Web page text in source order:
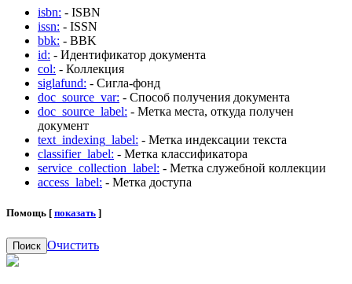
isbn: - ISBN
issn: - ISSN
bbk: - BBK
id: - Идентификатор документа
col: - Коллекция
siglafund: - Сигла-фонд
doc_source_var: - Способ получения документа
doc_source_label: - Метка места, откуда получен
документ
text_indexing_label: - Метка индексации текста
classifier_label: - Метка классификатора
service_collection_label: - Метка служебной коллекции
access_label: - Метка доступа
Помощь [ показать ]
Поиск Очистить